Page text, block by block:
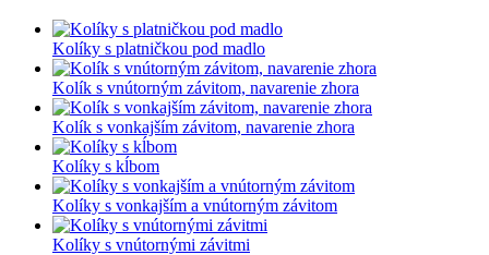
Kolíky s platničkou pod madlo
Kolík s vnútorným závitom, navarenie zhora
Kolík s vonkajším závitom, navarenie zhora
Kolíky s kĺbom
Kolíky s vonkajším a vnútorným závitom
Kolíky s vnútornými závitmi